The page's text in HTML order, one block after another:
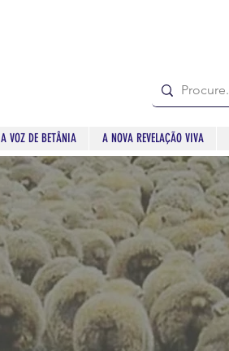
A VOZ DE BETÂNIA A NOVA REVELAÇÃO VIVA